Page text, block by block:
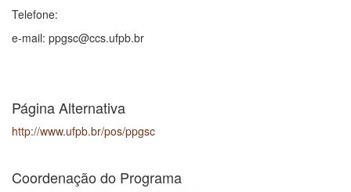
Telefone:
e-mail: ppgsc@ccs.ufpb.br
Página Alternativa
http://www.ufpb.br/pos/ppgsc
Coordenação do Programa